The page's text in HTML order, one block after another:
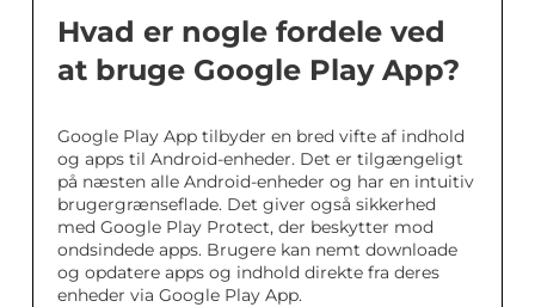
Hvad er nogle fordele ved
at bruge Google Play App?
Google Play App tilbyder en bred vifte af indhold
og apps til Android-enheder. Det er tilgængeligt
på næsten alle Android-enheder og har en intuitiv
brugergrænseflade. Det giver også sikkerhed
med Google Play Protect, der beskytter mod
ondsindede apps. Brugere kan nemt downloade
og opdatere apps og indhold direkte fra deres
enheder via Google Play App.